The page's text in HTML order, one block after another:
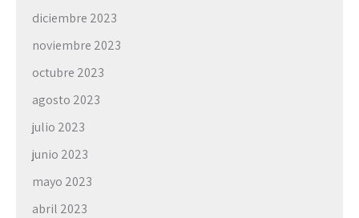
diciembre 2023
noviembre 2023
octubre 2023
agosto 2023
julio 2023
junio 2023
mayo 2023
abril 2023